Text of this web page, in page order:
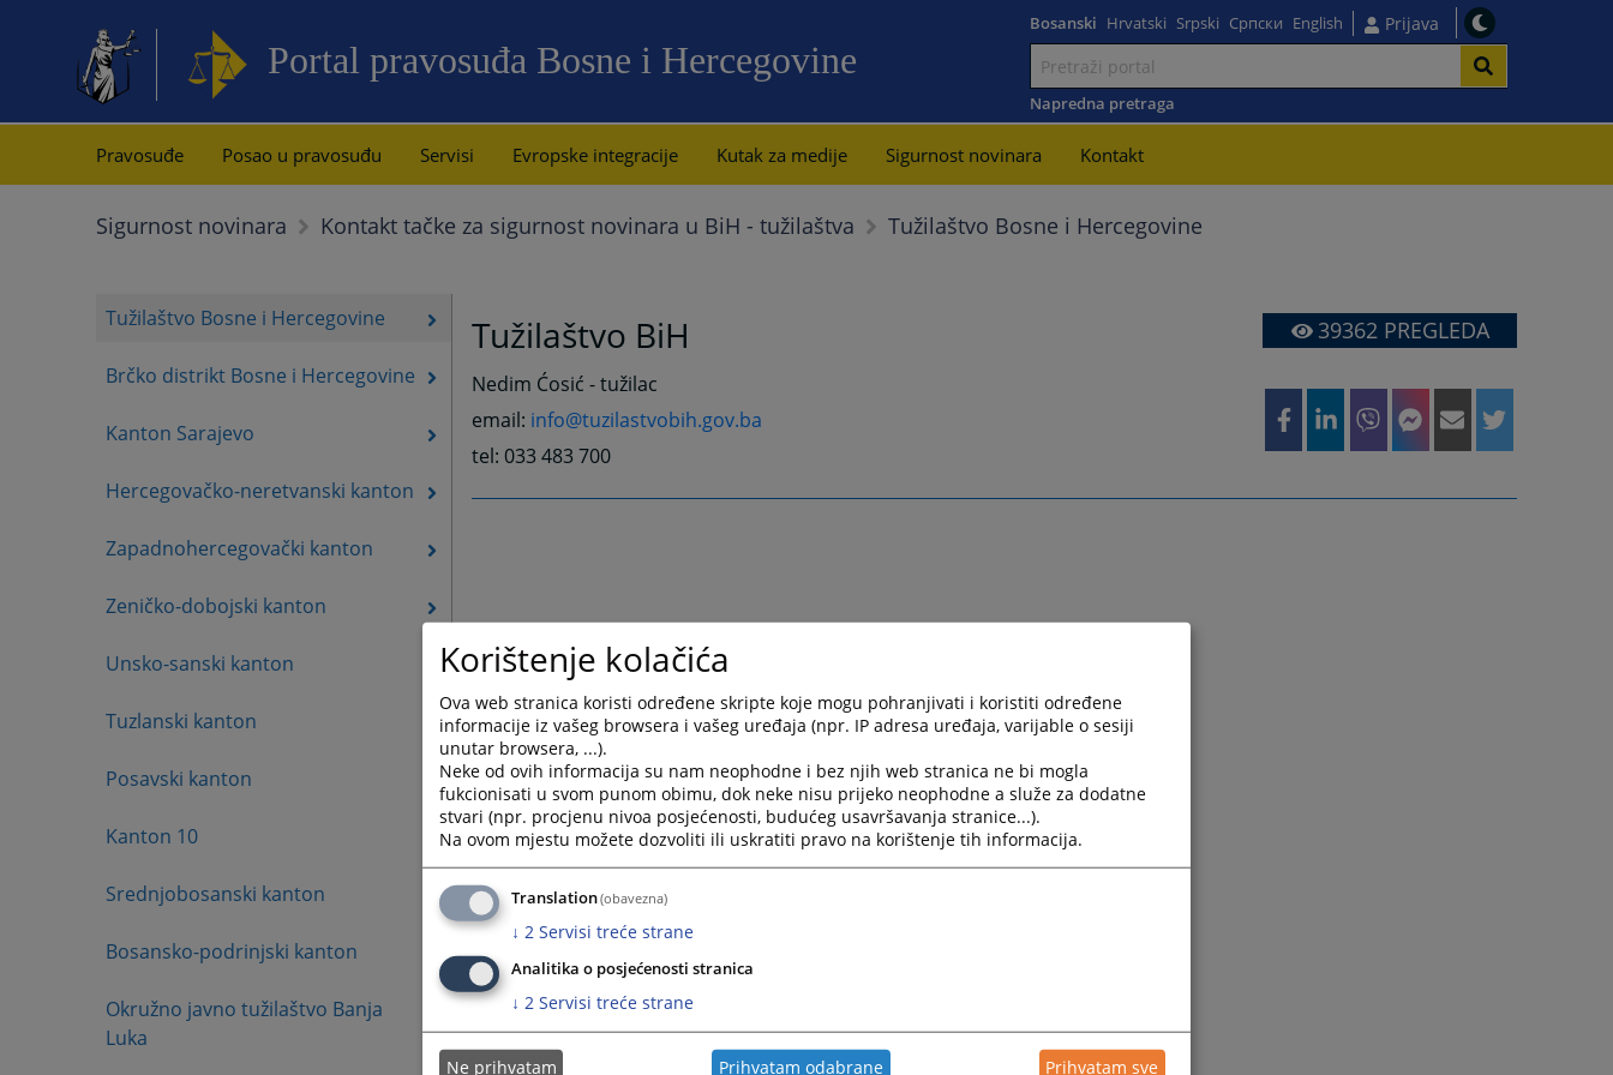
Portal pravosuđa Bosne i Hercegovine
sadržaj
Bosanski Hrvatski Srpski Српски English Prijava
Napredna pretraga
Pravosuđe Posao u pravosuđu Servisi Evropske integracije Kutak za medije Sigurnost novinara Kontakt
Sigurnost novinara Kontakt tačke za sigurnost novinara u BiH - tužilaštva Tužilaštvo Bosne i Hercegovine
Tužilaštvo Bosne i Hercegovine
Brčko distrikt Bosne i Hercegovine
Kanton Sarajevo
Hercegovačko-neretvanski kanton
Zapadnohercegovački kanton
Zeničko-dobojski kanton
Unsko-sanski kanton
Tuzlanski kanton
Posavski kanton
Kanton 10
Srednjobosanski kanton
Bosansko-podrinjski kanton
Okružno javno tužilaštvo Banja
Luka
Tužilaštvo BiH
Nedim Ćosić - tužilac
email: info@tuzilastvobih.gov.ba
tel: 033 483 700
39362PREGLEDA
Korištenje kolačića
Ova web stranica koristi određene skripte koje mogu pohranjivati i koristiti određene
informacije iz vašeg browsera i vašeg uređaja (npr. IP adresa uređaja, varijable o sesiji
unutar browsera, ...).
Neke od ovih informacija su nam neophodne i bez njih web stranica ne bi mogla
fukcionisati u svom punom obimu, dok neke nisu prijeko neophodne a služe za dodatne
stvari (npr. procjenu nivoa posjećenosti, budućeg usavršavanja stranice...).
Na ovom mjestu možete dozvoliti ili uskratiti pravo na korištenje tih informacija.
Translation(obavezna)
↓ 2 Servisi treće strane
Analitika o posjećenosti stranica
↓ 2 Servisi treće strane
Ne prihvatam Prihvatam odabrane Prihvatam sve